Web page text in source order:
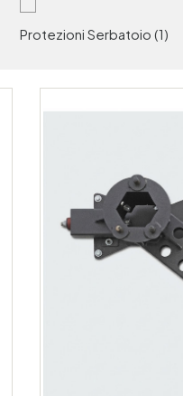
Protezioni Serbatoio(1)